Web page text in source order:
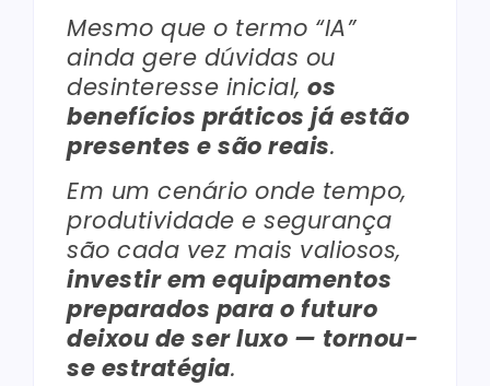
Mesmo que o termo “IA”
ainda gere dúvidas ou
desinteresse inicial, os
benefícios práticos já estão
presentes e são reais.
Em um cenário onde tempo,
produtividade e segurança
são cada vez mais valiosos,
investir em equipamentos
preparados para o futuro
deixou de ser luxo — tornou-
se estratégia.